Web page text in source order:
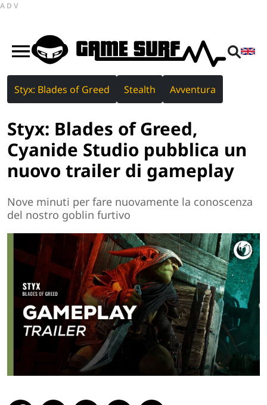
ADV
Styx: Blades of Greed Stealth Avventura
Styx: Blades of Greed,
Cyanide Studio pubblica un
nuovo trailer di gameplay
Nove minuti per fare nuovamente la conoscenza
del nostro goblin furtivo